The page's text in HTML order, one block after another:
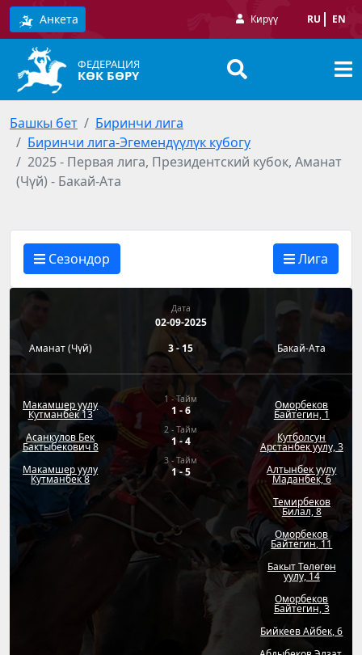
Анкета Кирүү RU EN
ФЕДЕРАЦИЯ
КӨК БӨРҮ
Башкы бет
Биринчи лига
Биринчи лига-Эгемендүүлүк кубогу
2025 - Первая лига, Президентский кубок, Аманат
(Чүй) - Бакай-Ата
Сезондор Лига
Дата
02-09-2025
Аманат (Чүй)
3 - 15 Бакай-Ата
Макамшер уулу
Кутманбек 13
Асанкулов Бек
Бактыбекович 8
Макамшер уулу
Кутманбек 8
1 - Тайм
1 -6
2 - Тайм
1 -4
3 - Тайм
1-5
Оморбеков
Байтегин, 1
Кутболсун
Арстанбек уулу, 3
Алтынбек уулу
Маданбек, 6
Темирбеков
Билал, 8
Оморбеков
Байтегин, 11
Бакыт Төлөгөн
уулу, 14
Оморбеков
Байтегин, 3
Бийкеев Айбек, 6